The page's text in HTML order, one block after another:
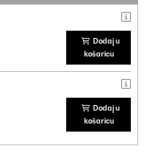
Dodaj u
košaricu
Dodaj u
košaricu